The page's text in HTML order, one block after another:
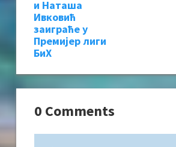
и Наташа
Ивковић
заиграће у
Премијер лиги
БиХ
0 Comments